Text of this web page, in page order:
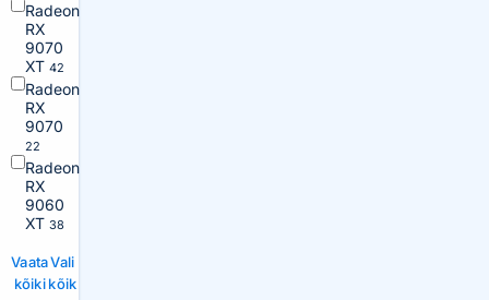
Radeon
RX
9070
XT 42
Radeon
RX
9070
22
Radeon
RX
9060
XT 38
Vaata
kõiki
Vali
kõik